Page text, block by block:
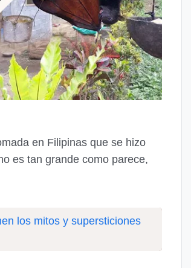
en Filipinas que se hizo
es tan grande como parece,
los mitos y supersticiones